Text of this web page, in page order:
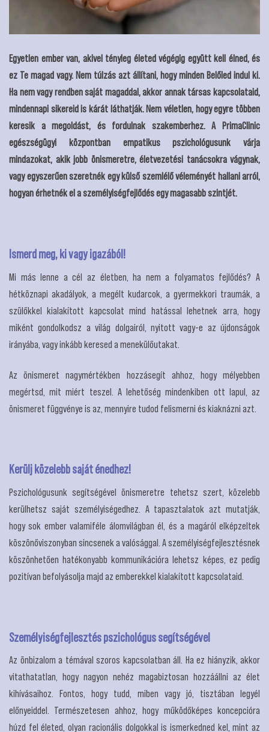
Egyetlen ember van, akivel tényleg életed végégig együtt kell élned, és
ez Te magad vagy. Nem túlzás azt állítani, hogy minden Belőled indul ki.
Ha nem vagy rendben saját magaddal, akkor annak társas kapcsolataid,
mindennapi sikereid is kárát láthatják. Nem véletlen, hogy egyre többen
keresik a megoldást, és fordulnak szakemberhez. A PrimaClinic
egészségügyi központban empatikus pszichológusunk várja
mindazokat, akik jobb önismeretre, életvezetési tanácsokra vágynak,
vagy egyszerűen szeretnék egy külső szemlélő véleményét hallani arról,
hogyan érhetnék el a személyiségfejlődés egy magasabb szintjét.
Ismerd meg, ki vagy igazából!
Mi más lenne a cél az életben, ha nem a folyamatos fejlődés? A
hétköznapi akadályok, a megélt kudarcok, a gyermekkori traumák, a
szülőkkel kialakított kapcsolat mind hatással lehetnek arra, hogy
miként gondolkodsz a világ dolgairól, nyitott vagy-e az újdonságok
irányába, vagy inkább keresed a menekülőutakat.
Az önismeret nagymértékben hozzásegít ahhoz, hogy mélyebben
megértsd, mit miért teszel. A lehetőség mindenkiben ott lapul, az
önismeret függvénye is az, mennyire tudod felismerni és kiaknázni azt.
Kerülj közelebb saját énedhez!
Pszichológusunk segítségével önismeretre tehetsz szert, közelebb
kerülhetsz saját személyiségedhez. A tapasztalatok azt mutatják,
hogy sok ember valamiféle álomvilágban él, és a magáról elképzeltek
köszönőviszonyban sincsenek a valósággal. A személyiségfejlesztésnek
köszönhetően hatékonyabb kommunikációra lehetsz képes, ez pedig
pozitívan befolyásolja majd az emberekkel kialakított kapcsolataid.
Személyiségfejlesztés pszichológus segítségével
Az önbizalom a témával szoros kapcsolatban áll. Ha ez hiányzik, akkor
vitathatatlan, hogy nagyon nehéz magabiztosan hozzáállni az élet
kihívásaihoz. Fontos, hogy tudd, miben vagy jó, tisztában legyél
előnyeiddel. Természetesen ahhoz, hogy működőképes koncepcióra
húzd fel életed, olyan racionális dolgokkal is ismerkedned kel, mint az